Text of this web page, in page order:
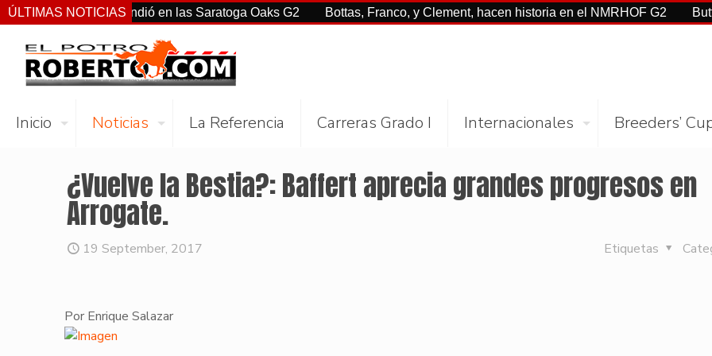
ÚLTIMAS NOTICIAS
Jr. sorprendió en las Saratoga Oaks G2 Bottas, Franco, y Clement, hacen historia en el NMRHOF G2 Buttah con
Inicio Noticias La Referencia Carreras Grado I Internacionales Breeders’
¿Vuelve la Bestia?: Baffert aprecia grandes progresos en
Arrogate.
19 September, 2017 Etiquetas
Por Enrique Salazar